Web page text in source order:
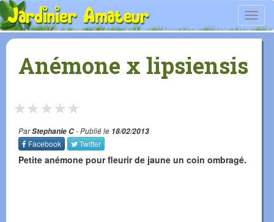
Anémone x lipsiensis
★
★
★
★
★
ParStephanie C- Publié le 18/02/2013
Facebook
Twitter
Petite anémone pour fleurir de jaune un coin ombragé.